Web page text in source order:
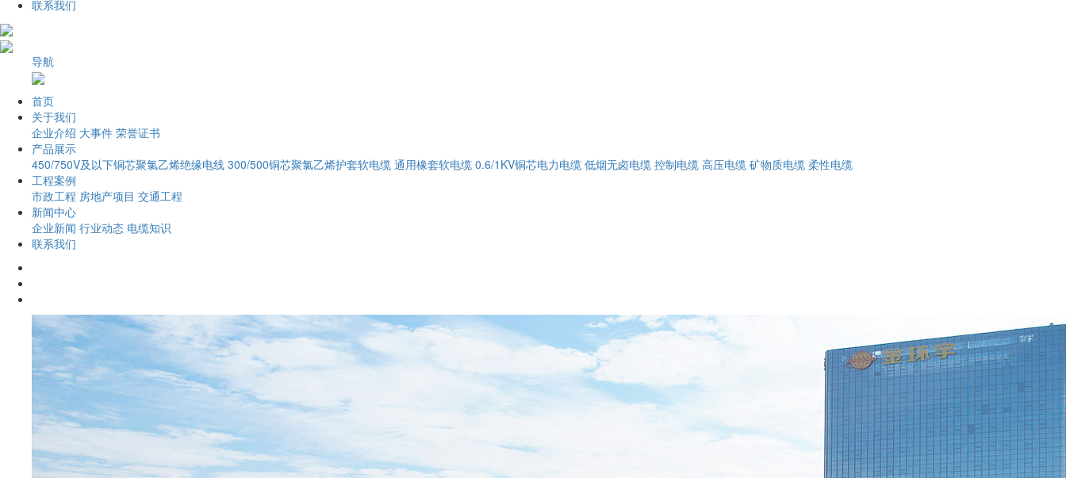
联系我们
导航
首页
关于我们
企业介绍 大事件 荣誉证书
产品展示
450/750V及以下铜芯聚氯乙烯绝缘电线 300/500铜芯聚氯乙烯护套软电缆 通用橡套软电缆 0.6/1KV铜芯电力电缆 低烟无卤电缆 控制电缆 高压电缆 矿物质电缆 柔性电缆
工程案例
市政工程 房地产项目 交通工程
新闻中心
企业新闻 行业动态 电缆知识
联系我们